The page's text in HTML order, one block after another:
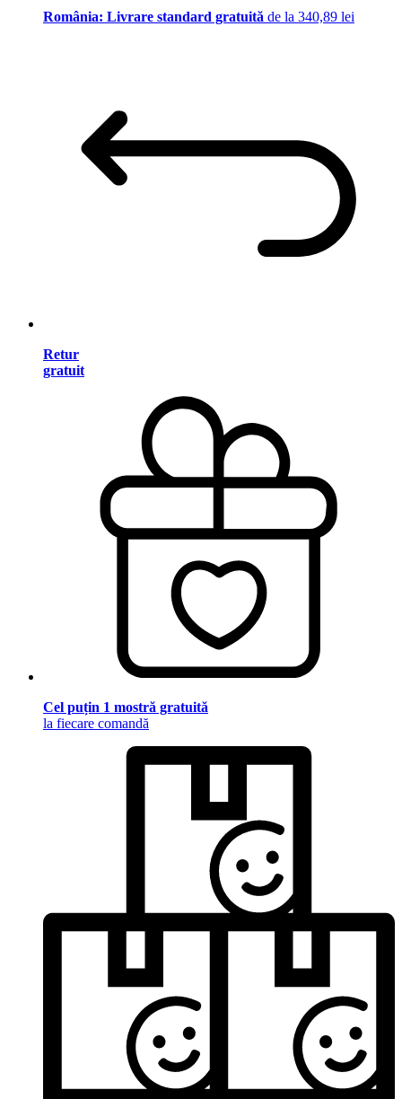
România: Livrare standard gratuită de la 340,89 lei
Retur
gratuit
Cel puțin 1 mostră gratuită
la fiecare comandă